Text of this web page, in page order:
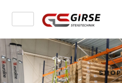
SHOP